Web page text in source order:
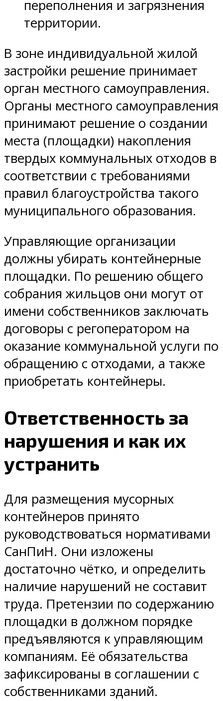
переполнения и загрязнения
территории.
В зоне индивидуальной жилой
застройки решение принимает
орган местного самоуправления.
Органы местного самоуправления
принимают решение о создании
места (площадки) накопления
твердых коммунальных отходов в
соответствии с требованиями
правил благоустройства такого
муниципального образования.
Управляющие организации
должны убирать контейнерные
площадки. По решению общего
собрания жильцов они могут от
имени собственников заключать
договоры с регоператором на
оказание коммунальной услуги по
обращению с отходами, а также
приобретать контейнеры.
Ответственность за
нарушения и как их
устранить
Для размещения мусорных
контейнеров принято
руководствоваться нормативами
СанПиН. Они изложены
достаточно чётко, и определить
наличие нарушений не составит
труда. Претензии по содержанию
площадки в должном порядке
предъявляются к управляющим
компаниям. Её обязательства
зафиксированы в соглашении с
собственниками зданий.